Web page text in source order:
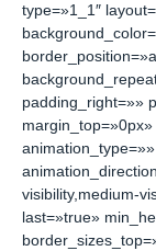
type=»1_1″
padding_right=»»
visibility,medium-
last=»true»